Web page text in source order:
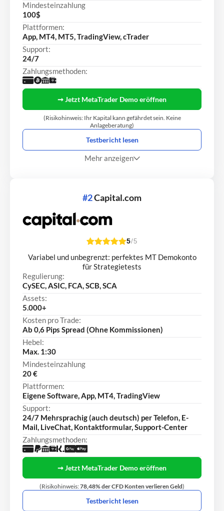
Mindesteinzahlung
100$
Plattformen:
App, MT4, MT5, TradingView, cTrader
Support:
24/7
Zahlungsmethoden:
➞ Jetzt MetaTrader Demo eröffnen
(Risikohinweis: Ihr Kapital kann gefährdet sein. Keine
Anlageberatung)
Testbericht lesen
Mehr anzeigen
#2Capital.com
5/5
Variabel und unbegrenzt: perfektes MT Demokonto
für Strategietests
Regulierung:
CySEC, ASIC, FCA, SCB, SCA
Assets:
5.000+
Kosten pro Trade:
Ab 0,6 Pips Spread (Ohne Kommissionen)
Hebel:
Max. 1:30
Mindesteinzahlung
20 €
Plattformen:
Eigene Software, App, MT4, TradingView
Support:
24/7 Mehrsprachig (auch deutsch) per Telefon, E-
Mail, LiveChat, Kontaktformular, Support-Center
Zahlungsmethoden:
➞ Jetzt MetaTrader Demo eröffnen
(Risikohinweis:78,48% der CFD Konten verlieren Geld)
Testbericht lesen